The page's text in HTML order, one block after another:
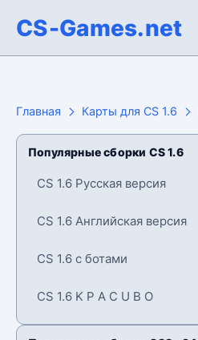
CS-Games.net
Главная Карты для CS 1.6
Популярные сборки CS 1.6
CS 1.6 Русская версия
CS 1.6 Английская версия
CS 1.6 с ботами
CS 1.6 K P A C U B O